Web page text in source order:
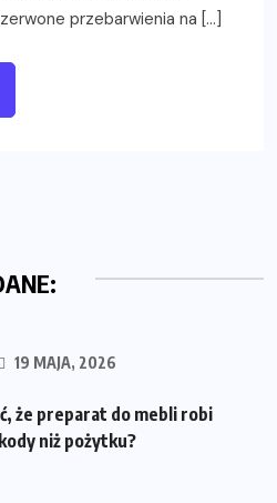
przebarwienia na […]
19 MAJA, 2026
że preparat do mebli robi
niż pożytku?